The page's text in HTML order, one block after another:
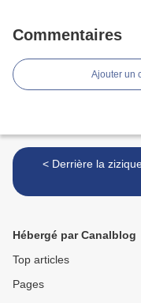
Commentaires
Ajouter un
< Derrière la
Hébergé par Canalblog
Top articles
Pages